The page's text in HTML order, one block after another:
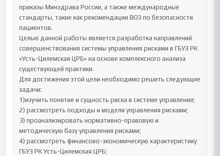
приказы Минздрава России, а также международные
стандарты, такие как рекомендации ВОЗ по безопасности
пациентов.
Целью данной работы является разработка направлений
совершенствования системы управления рисками в ГБУЗ РК
«Усть-Цилемская ЦРБ» на основе комплексного анализа
существующей практики.
Для достижения этой цели необходимо решить следующие
задачи:
1)изучить понятие и сущность риска в системе управления;
2) рассмотреть подходы и модели управления рисками;
3) проанализировать нормативно-правовую и
методическую базу управления рисками;
4) рассмотреть финансово-экономическую характеристику
ГБУЗ РК Усть-Цилемская ЦРБ;